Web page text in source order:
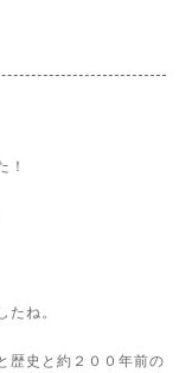
！
たね。
歴史と約２００年前の